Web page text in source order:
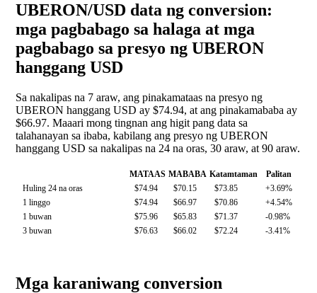
UBERON/USD data ng conversion:
mga pagbabago sa halaga at mga
pagbabago sa presyo ng UBERON
hanggang USD
Sa nakalipas na 7 araw, ang pinakamataas na presyo ng
UBERON hanggang USD ay $74.94, at ang pinakamababa ay
$66.97. Maaari mong tingnan ang higit pang data sa
talahanayan sa ibaba, kabilang ang presyo ng UBERON
hanggang USD sa nakalipas na 24 na oras, 30 araw, at 90 araw.
MATAAS MABABA Katamtaman
Palitan
Huling 24 na oras
$74.94 $70.15 $73.85
+3.69%
1 linggo
$74.94 $66.97 $70.86
+4.54%
1 buwan
$75.96 $65.83 $71.37
-0.98%
3 buwan
$76.63 $66.02 $72.24 -3.41%
Mga karaniwang conversion